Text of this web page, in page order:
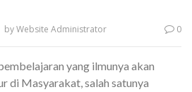
byWebsite Administrator 0
yang ilmunya akan
di Masyarakat, salah satunya